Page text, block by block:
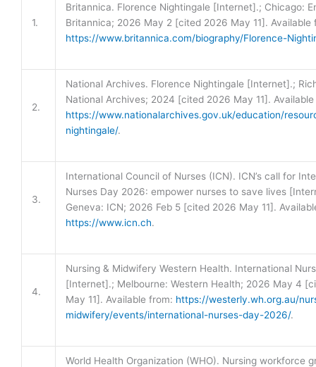
1.
Britannica. Florence Nightingale [Internet].; Chicago:
Britannica; 2026 May 2 [cited 2026 May 11]. Available
https://www.britannica.com/biography/Florence-
2.
National Archives. Florence Nightingale [Internet].;
National Archives; 2024 [cited 2026 May 11].
https://www.nationalarchives.gov.uk/education/
nightingale/.
3.
International Council of Nurses (ICN). ICN’s call for
Nurses Day 2026: empower nurses to save lives
Geneva: ICN; 2026 Feb 5 [cited 2026 May 11].
https://www.icn.ch.
4.
Nursing & Midwifery Western Health. International
[Internet].; Melbourne: Western Health; 2026 May 4
May 11]. Available from: https://westerly.wh.org.au/
midwifery/events/international-nurses-day-2026/.
World Health Organization (WHO). Nursing workforce